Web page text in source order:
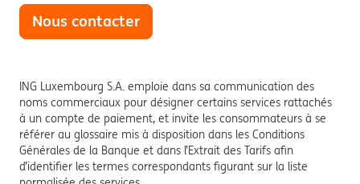
Nous contacter
ING Luxembourg S.A. emploie dans sa communication des
noms commerciaux pour désigner certains services rattachés
à un compte de paiement, et invite les consommateurs à se
référer au glossaire mis à disposition dans les Conditions
Générales de la Banque et dans l’Extrait des Tarifs afin
d’identifier les termes correspondants figurant sur la liste